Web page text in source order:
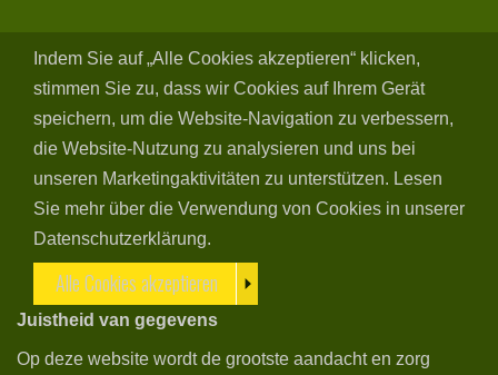
Indem Sie auf „Alle Cookies akzeptieren“ klicken,
stimmen Sie zu, dass wir Cookies auf Ihrem Gerät
speichern, um die Website-Navigation zu verbessern,
die Website-Nutzung zu analysieren und uns bei
unseren Marketingaktivitäten zu unterstützen. Lesen
Sie mehr über die Verwendung von Cookies in unserer
Datenschutzerklärung.
Alle Cookies akzeptieren
Juistheid van gegevens
Op deze website wordt de grootste aandacht en zorg